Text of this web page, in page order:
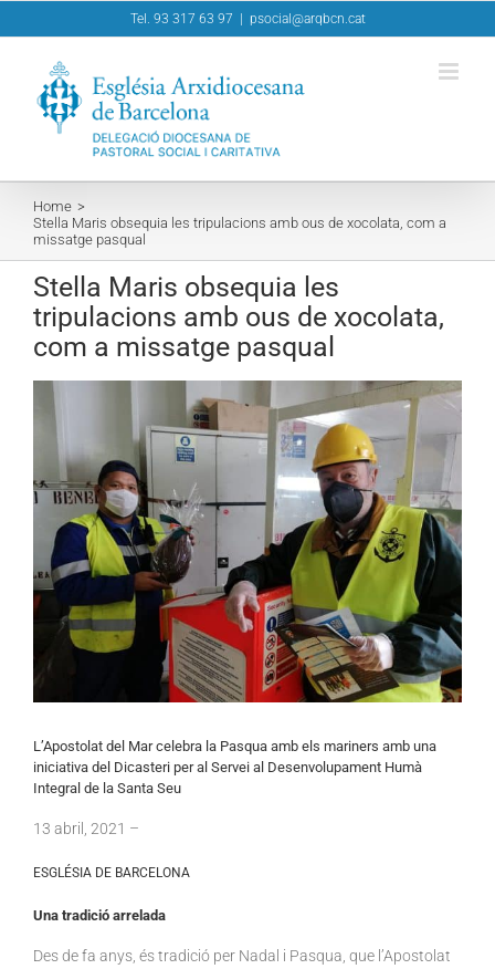
to
Tel. 93 317 63 97 psocial@arqbcn.cat
Home
Stella Maris obsequia les tripulacions amb ous de xocolata, com a
missatge pasqual
Stella Maris obsequia les
tripulacions amb ous de xocolata,
com a missatge pasqual
View
L’Apostolat del Mar celebra la Pasqua amb els mariners amb una
iniciativa del Dicasteri per al Servei al Desenvolupament Humà
Integral de la Santa Seu
13 abril , 2021 –
ESGLÉSIA DE BARCELONA
Una tradició arrelada
Des de fa anys, és tradició per Nadal i Pasqua, que l’Apostolat